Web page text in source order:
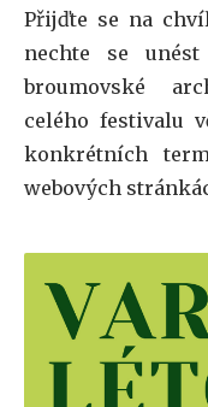
Přijďte se na
nechte se
broumovské
celého festivalu
konkrétních
webových